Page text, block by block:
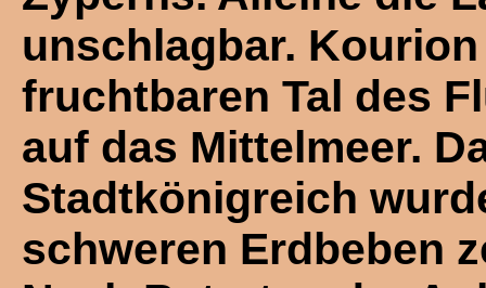
unschlagbar.
fruchtbaren Tal des
auf das Mittelmeer.
Stadtkönigreich
schweren Erdbeben